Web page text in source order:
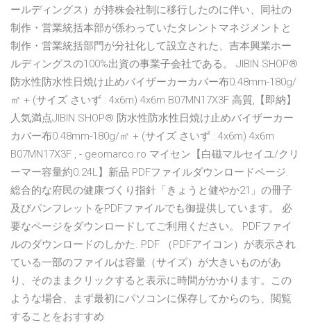
ールディングス）が持株会社制に移行したのに伴い、同社の
制作・営業統括本部が係わっていたタレントマネジメントと
制作・営業統括部門が分社化して設立された、吉本興業ホー
ルディングスの100%出資の事業子会社である。 JIBIN SHOP®
防水性防水性日焼け止めバイザーカーカバー布0.48mm-180g/
㎡ + (サイズ さいず : 4x6m) 4x6m B07MN17X3F 高質,【即納】
人気満点JIBIN SHOP® 防水性防水性日焼け止めバイザーカー
カバー布0.48mm-180g/㎡ + (サイズ さいず : 4x6m) 4x6m
B07MN17X3F , - geomarco.ro マイセン【白磁マルセイユ/クリ
ーマー容量約0.24L】新品 PDFファイルダウンロードページ.
総合的な府民の健康づくり指針「きょうと健やか21」の冊子
及びパンフレットをPDFファイルでも御提供しています。 必
要なページをダウンロードしてご利用ください。 PDFファイ
ルのダウンロードのしかた. PDF （PDFアイコン）が表示され
ている一部のファイルは容量（サイズ）が大きいものがあ
り、そのままクリックすると表示に時間がかかります。この
ような場合、まず最初にパソコンに保存してからのち、閲覧
することをおすすめ